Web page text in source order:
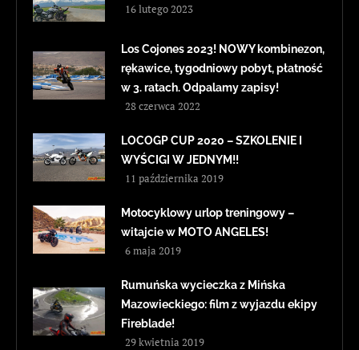
16 lutego 2023
Los Cojones 2023! NOWY kombinezon,
rękawice, tygodniowy pobyt, płatność
w 3. ratach. Odpalamy zapisy!
28 czerwca 2022
LOCOGP CUP 2020 – SZKOLENIE I
WYŚCIGI W JEDNYM!!
11 października 2019
Motocyklowy urlop treningowy –
witajcie w MOTO ANGELES!
6 maja 2019
Rumuńska wycieczka z Mińska
Mazowieckiego: film z wyjazdu ekipy
Fireblade!
29 kwietnia 2019